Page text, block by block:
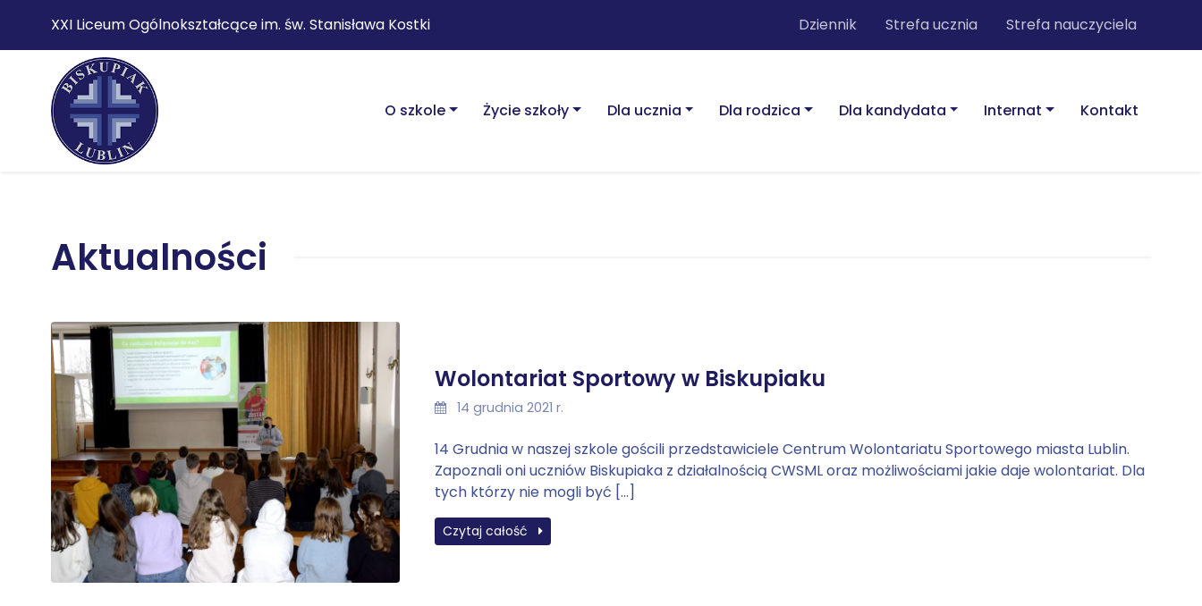
XXI Liceum Ogólnokształcące im. św. Stanisława Kostki Dziennik Strefa ucznia Strefa nauczyciela
O szkole Życie szkoły Dla ucznia Dla rodzica Dla kandydata Internat Kontakt
Aktualności
Wolontariat Sportowy w Biskupiaku
14 grudnia 2021 r.
14 Grudnia w naszej szkole gościli przedstawiciele Centrum Wolontariatu Sportowego miasta Lublin.
Zapoznali oni uczniów Biskupiaka z działalnością CWSML oraz możliwościami jakie daje wolontariat. Dla
tych którzy nie mogli być […]
Czytaj całość